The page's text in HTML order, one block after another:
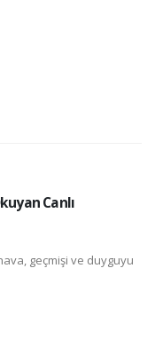
Canlı
geçmişi ve duyguyu